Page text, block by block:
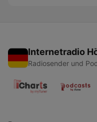
Internetradio
Radiosender und